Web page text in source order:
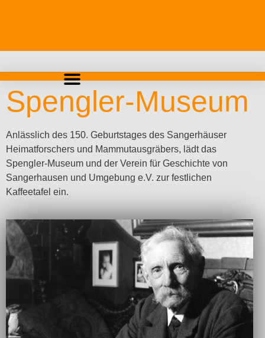
Spengler-Museum
Anlässlich des 150. Geburtstages des Sangerhäuser
Heimatforschers und Mammutausgräbers, lädt das
Spengler-Museum und der Verein für Geschichte von
Sangerhausen und Umgebung e.V. zur festlichen
Kaffeetafel ein.